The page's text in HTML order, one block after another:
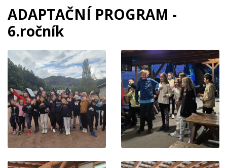
ADAPTAČNÍ PROGRAM -
6.ročník